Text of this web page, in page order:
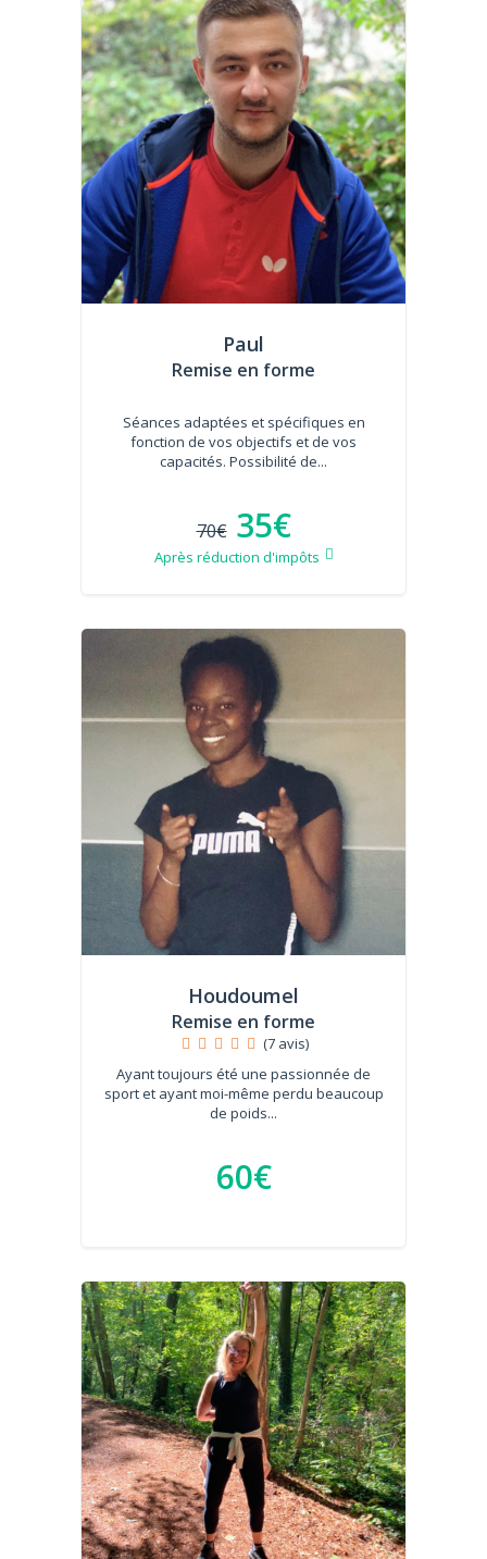
Paul
Remise en forme
Séances adaptées et spécifiques en
fonction de vos objectifs et de vos
capacités. Possibilité de...
70€ 35€
Après réduction d'impôts
Houdoumel
Remise en forme
(7 avis)
Ayant toujours été une passionnée de
sport et ayant moi-même perdu beaucoup
de poids...
60€